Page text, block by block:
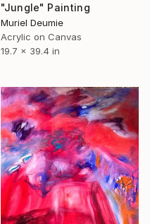
"Jungle" Painting
Muriel Deumie
Acrylic on Canvas
19.7 x 39.4 in